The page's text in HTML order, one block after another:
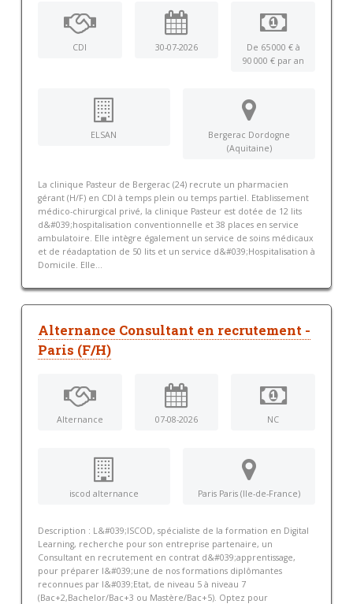
CDI 30-07-2026
De 65 000 € à
90 000 € par an
ELSAN
Bergerac Dordogne
(Aquitaine)
La clinique Pasteur de Bergerac (24) recrute un pharmacien
gérant (H/F) en CDI à temps plein ou temps partiel. Etablissement
médico-chirurgical privé, la clinique Pasteur est dotée de 12 lits
d&#039;hospitalisation conventionnelle et 38 places en service
ambulatoire. Elle intègre également un service de soins médicaux
et de réadaptation de 50 lits et un service d&#039;Hospitalisation à
Domicile. Elle...
Alternance Consultant en recrutement -
Paris (F/H)
Alternance 07-08-2026 NC
iscod alternance Paris Paris (Ile-de-France)
Description : L&#039;ISCOD, spécialiste de la formation en Digital
Learning, recherche pour son entreprise partenaire, un
Consultant en recrutement en contrat d&#039;apprentissage,
pour préparer l&#039;une de nos formations diplômantes
reconnues par l&#039;Etat, de niveau 5 à niveau 7
(Bac+2,Bachelor/Bac+3 ou Mastère/Bac+5). Optez pour